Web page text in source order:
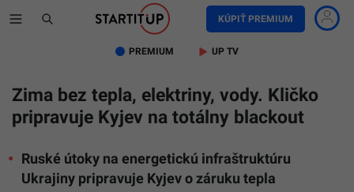
KÚPIŤ PREMIUM
PREMIUM UP TV
Zima bez tepla, elektriny, vody. Kličko
pripravuje Kyjev na totálny blackout
Ruské útoky na energetickú infraštruktúru
Ukrajiny pripravuje Kyjev o záruku tepla